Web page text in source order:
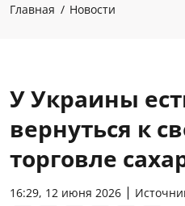
Главная Новости
У Украины
вернуться к
торговле
16:29, 12 июня 2026